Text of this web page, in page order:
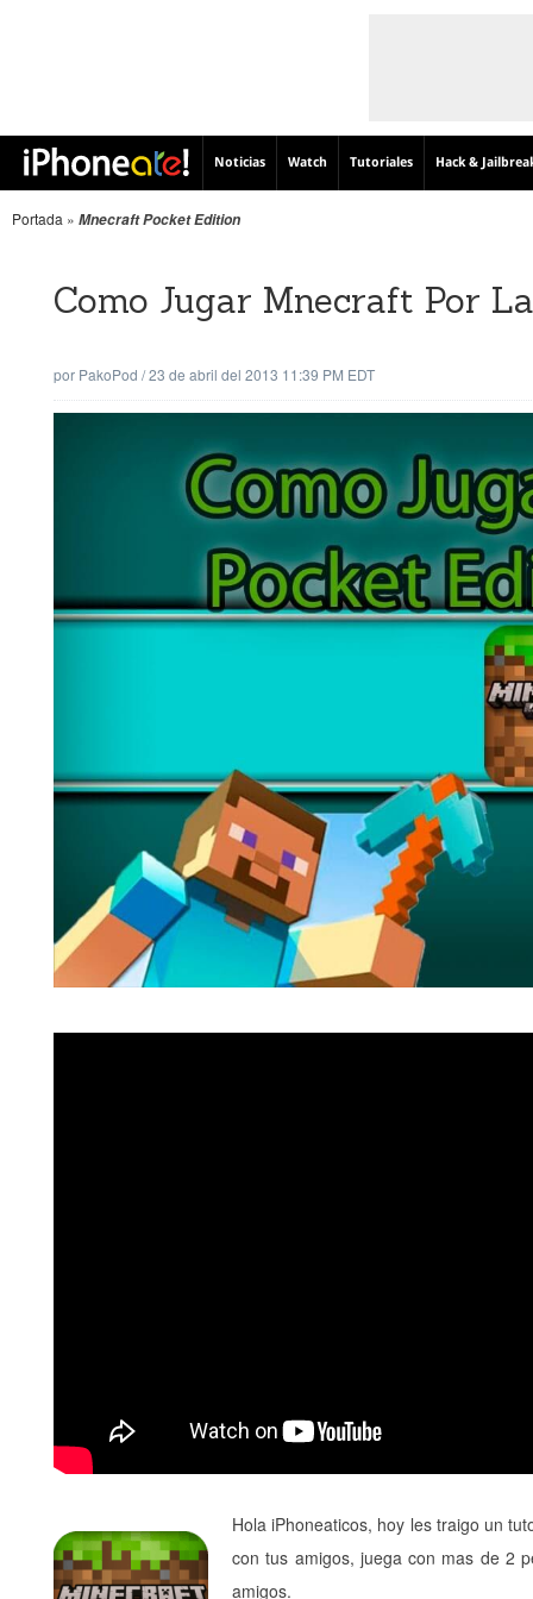
Noticias Watch Tutoriales Hack &
Portada » Mnecraft Pocket Edition
Como Jugar Mnecraft Por
por PakoPod /23 de abril del 2013 11:39 PM EDT
Hola iPhoneaticos, hoy les traigo un
con tus amigos, juega con mas de 2
amigos.